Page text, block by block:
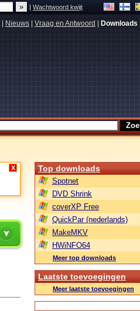
|Wachtwoord kwijt
Nieuws Vraag en Antwoord Downloads
X Top downloads
Spotnet
DVD Shrink
coverXP Free
QuickPar (nederlands)
MakeMKV
HWiNFO64
Meer top downloads
Laatste toevoegingen
Meer laatste toevoegingen